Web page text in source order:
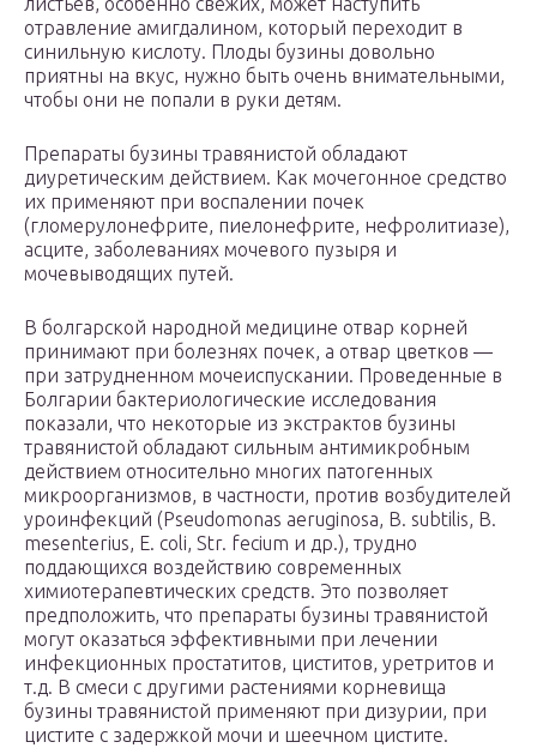
отравление амигдалином, который переходит в
синильную кислоту. Плоды бузины довольно
приятны на вкус, нужно быть очень внимательными,
чтобы они не попали в руки детям.
Препараты бузины травянистой обладают
диуретическим действием. Как мочегонное средство
их применяют при воспалении почек
(гломерулонефрите, пиелонефрите, нефролитиазе),
асците, заболеваниях мочевого пузыря и
мочевыводящих путей.
В болгарской народной медицине отвар корней
принимают при болезнях почек, а отвар цветков —
при затрудненном мочеиспускании. Проведенные в
Болгарии бактериологические исследования
показали, что некоторые из экстрактов бузины
травянистой обладают сильным антимикробным
действием относительно многих патогенных
микроорганизмов, в частности, против возбудителей
уроинфекций (Pseudomonas aeruginosa, В. subtilis, В.
mesenterius, Е. coli, Str. fecium и др.), трудно
поддающихся воздействию современных
химиотерапевтических средств. Это позволяет
предположить, что препараты бузины травянистой
могут оказаться эффективными при лечении
инфекционных простатитов, циститов, уретритов и
т.д. В смеси с другими растениями корневища
бузины травянистой применяют при дизурии, при
цистите с задержкой мочи и шеечном цистите.